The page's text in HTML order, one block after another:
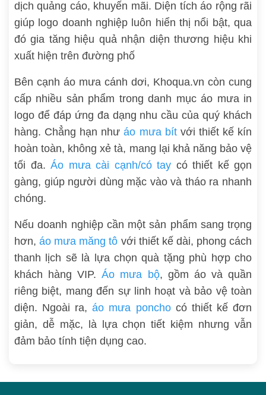
dịch quảng cáo, khuyến mãi. Diện tích áo rộng rãi
giúp logo doanh nghiệp luôn hiển thị nổi bật, qua
đó gia tăng hiệu quả nhận diện thương hiệu khi
xuất hiện trên đường phố
Bên cạnh áo mưa cánh dơi, Khoqua.vn còn cung
cấp nhiều sản phẩm trong danh mục áo mưa in
logo để đáp ứng đa dạng nhu cầu của quý khách
hàng. Chẳng hạn nhưáo mưa bítvới thiết kế kín
hoàn toàn, không xẻ tà, mang lại khả năng bảo vệ
tối đa. Áo mưa cài cạnh/có tay có thiết kế gọn
gàng, giúp người dùng mặc vào và tháo ra nhanh
chóng.
Nếu doanh nghiệp cần một sản phẩm sang trọng
hơn,áo mưa măng tô với thiết kế dài, phong cách
thanh lịch sẽ là lựa chọn quà tặng phù hợp cho
khách hàng VIP.Áo mưa bộ, gồm áo và quần
riêng biệt, mang đến sự linh hoạt và bảo vệ toàn
diện. Ngoài ra,áo mưa ponchocó thiết kế đơn
giản, dễ mặc, là lựa chọn tiết kiệm nhưng vẫn
đảm bảo tính tiện dụng cao.